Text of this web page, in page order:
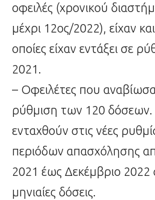
οφειλές (χρονικού
μέχρι 12ος/2022), είχαν
οποίες είχαν εντάξει σε
2021.
– Οφειλέτες που
ρύθμιση των 120
ενταχθούν στις νέες
περιόδων απασχόλησης
2021 έως Δεκέμβριο 2022
μηνιαίες δόσεις.